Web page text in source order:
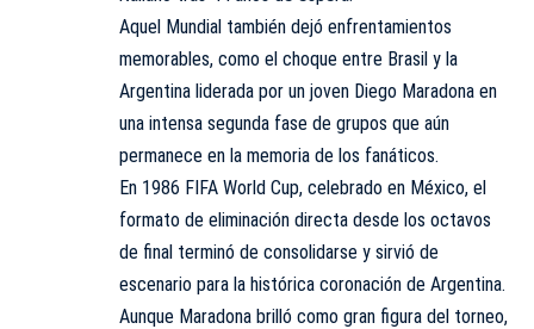
Aquel Mundial también dejó enfrentamientos
memorables, como el choque entre Brasil y la
Argentina liderada por un joven Diego Maradona en
una intensa segunda fase de grupos que aún
permanece en la memoria de los fanáticos.
En 1986 FIFA World Cup, celebrado en México, el
formato de eliminación directa desde los octavos
de final terminó de consolidarse y sirvió de
escenario para la histórica coronación de Argentina.
Aunque Maradona brilló como gran figura del torneo,